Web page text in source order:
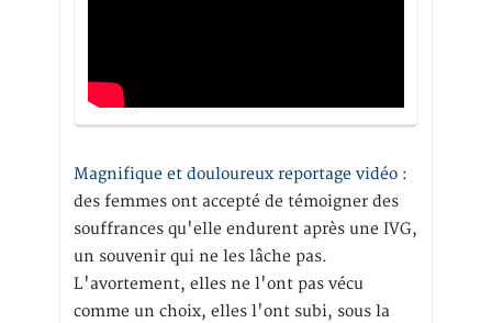
Magnifique et douloureux reportage vidéo :
des femmes ont accepté de témoigner des
souffrances qu'elle endurent après une IVG,
un souvenir qui ne les lâche pas.
L'avortement, elles ne l'ont pas vécu
comme un choix, elles l'ont subi, sous la